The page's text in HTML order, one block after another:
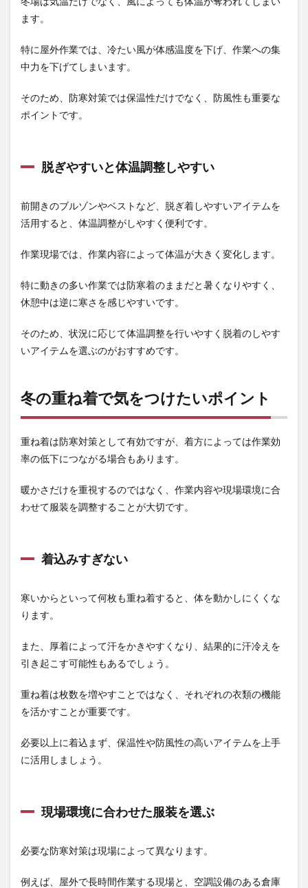
わせ
た服
装を
3
まと
作業
なら
【作
店 ま
君】
ます。
特に屋外作業では、冷たい風が体感温度を下げ、作業への集
中力を下げてしまいます。
そのため、防寒対策では保温性だけでなく、防風性も重要な
ポイントです。
脱ぎやすいと体温調整しやすい
前開きのブルゾンやベストなど、脱ぎ着しやすいアイテムを
活用すると、体温調整がしやすく便利です。
作業現場では、作業内容によって体温が大きく変化します。
特に動きの多い作業では防寒着のままだと暑くなりやすく、
休憩中は逆に寒さを感じやすいです。
そのため、状況に応じて体温調整を行いやすく脱着のしやす
いアイテムを選ぶのがおすすめです。
冬の重ね着で気をつけたいポイント
重ね着は防寒対策として有効ですが、着方によっては作業効
率の低下につながる場合もあります。
暖かさだけを重視するのではなく、作業内容や現場環境に合
わせて服装を調整することが大切です。
着込みすぎない
寒いからといって何枚も重ね着すると、体を動かしにくくな
ります。
また、厚着によって汗をかきやすくなり、結果的に汗冷えを
引き起こす可能性もあるでしょう。
重ね着は枚数を増やすことではなく、それぞれの衣類の機能
を活かすことが重要です。
必要以上に着込まず、保温性や防風性の高いアイテムを上手
に活用しましょう。
現場環境に合わせた服装を選ぶ
必要な防寒対策は現場によって異なります。
例えば、屋外で長時間作業する現場と、空調設備のある倉庫